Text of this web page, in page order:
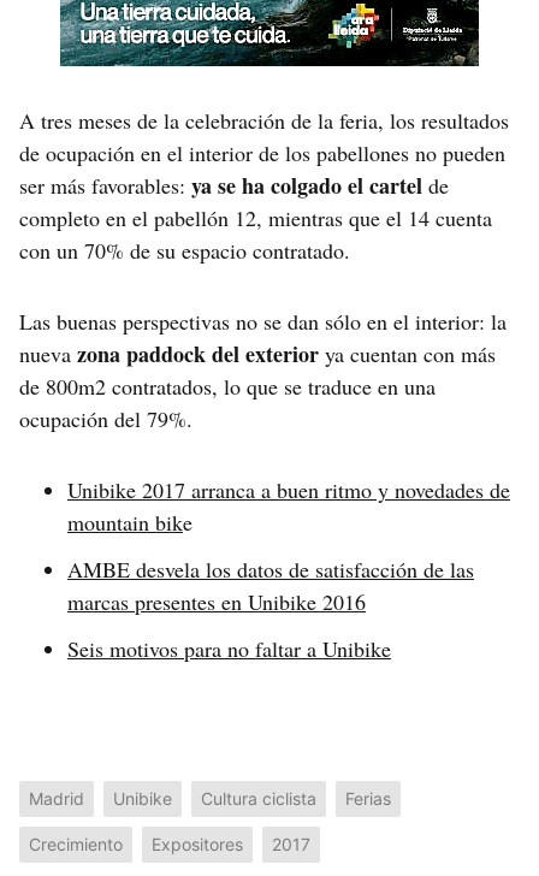
A tres meses de la celebración de la feria, los resultados
de ocupación en el interior de los pabellones no pueden
ser más favorables: ya se ha colgado el cartel de
completo en el pabellón 12, mientras que el 14 cuenta
con un 70% de su espacio contratado.
Las buenas perspectivas no se dan sólo en el interior: la
nueva zona paddock del exterior ya cuentan con más
de 800m2 contratados, lo que se traduce en una
ocupación del 79%.
Unibike 2017 arranca a buen ritmo y novedades de
mountain bike
AMBE desvela los datos de satisfacción de las
marcas presentes en Unibike 2016
Seis motivos para no faltar a Unibike
Madrid Unibike Cultura ciclista Ferias
Crecimiento Expositores 2017